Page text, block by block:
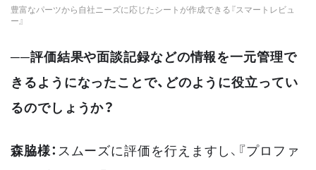
豊富なパーツから自社ニーズに応じたシートが作成できる『スマートレビュ
ー』
──評価結果や面談記録などの情報を一元管理で
きるようになったことで、どのように役立ってい
るのでしょうか？
森脇様：スムーズに評価を行えますし、『プロファ